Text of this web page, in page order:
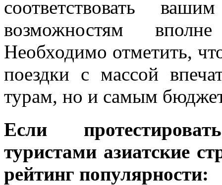
соответствовать
возможностям
Необходимо отметить,
поездки с массой
турам, но и самым
Если
туристами азиатские
рейтинг популярности: